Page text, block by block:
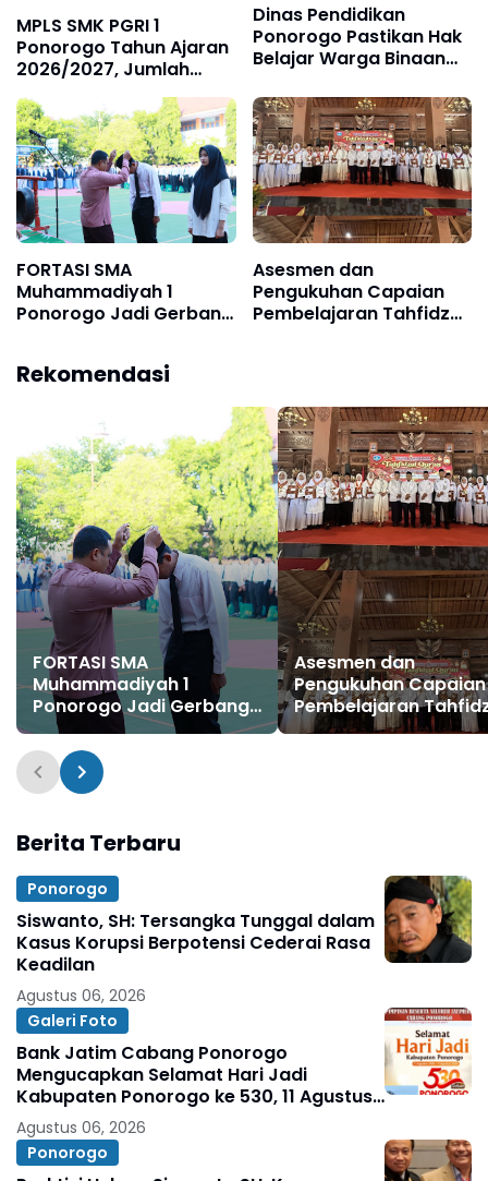
MPLS SMK PGRI 1
Ponorogo Tahun Ajaran
2026/2027, Jumlah
Siswa Baru Meningkat,
Alumni Sukses Jadi
Inspirasi, Siapkan
Generasi Siap Kerja,
Kuliah, dan
Berwirausaha
Dinas Pendidikan
Ponorogo Pastikan Hak
Belajar Warga Binaan
Pendidikan Kesetaraan
FORTASI SMA
Muhammadiyah 1
Ponorogo Jadi Gerbang
Papua Barat Daya
Tenggara
Asesmen dan
Pengukuhan Capaian
Pembelajaran Tahfidzul
Generasi Qur’ani
Rekomendasi
FORTASI SMA
Muhammadiyah 1
Ponorogo Jadi Gerbang
Sukses Siswa Baru,
Hadirkan Peserta dari
Papua Barat Daya
hingga Sulawesi
Asesmen dan
Pengukuhan Capaian
Pembelajaran
Qur’an Jenjang SMP
Berita Terbaru
Ponorogo
Siswanto, SH: Tersangka Tunggal dalam
Kasus Korupsi Berpotensi Cederai Rasa
Keadilan
Agustus 06, 2026
Galeri Foto
Bank Jatim Cabang Ponorogo
Mengucapkan Selamat Hari Jadi
Kabupaten Ponorogo ke 530, 11 Agustus
1496 - 11 Agustus 2026
Agustus 06, 2026
Ponorogo